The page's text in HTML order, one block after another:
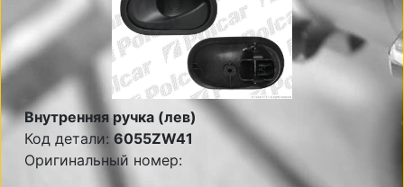
Внутренняя ручка (лев)
Код детали: 6055ZW41
Оригинальный номер: